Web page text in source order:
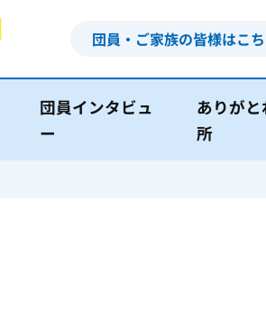
団員・ご家族の皆様はこち
団員インタビュ
ー
ありが
所